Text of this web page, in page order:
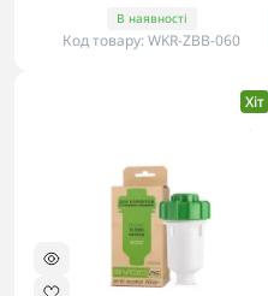
В наявності
Код товару: WKR-ZBB-060
Хіт